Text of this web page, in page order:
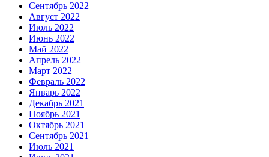
Сентябрь 2022
Август 2022
Июль 2022
Июнь 2022
Май 2022
Апрель 2022
Март 2022
Февраль 2022
Январь 2022
Декабрь 2021
Ноябрь 2021
Октябрь 2021
Сентябрь 2021
Июль 2021